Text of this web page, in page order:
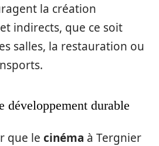
la création
indirects, que ce soit
salles, la restauration ou
développement durable
que le cinéma à Tergnier